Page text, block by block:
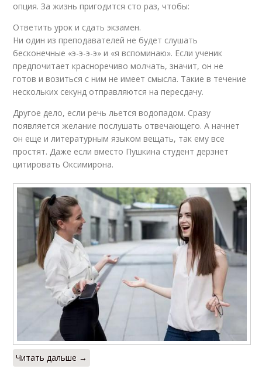
опция. За жизнь пригодится сто раз, чтобы:
Ответить урок и сдать экзамен.
Ни один из преподавателей не будет слушать
бесконечные «э-э-э-э» и «я вспоминаю». Если ученик
предпочитает красноречиво молчать, значит, он не
готов и возиться с ним не имеет смысла. Такие в течение
нескольких секунд отправляются на пересдачу.
Другое дело, если речь льется водопадом. Сразу
появляется желание послушать отвечающего. А начнет
он еще и литературным языком вещать, так ему все
простят. Даже если вместо Пушкина студент дерзнет
цитировать Оксимирона.
Читать дальше →